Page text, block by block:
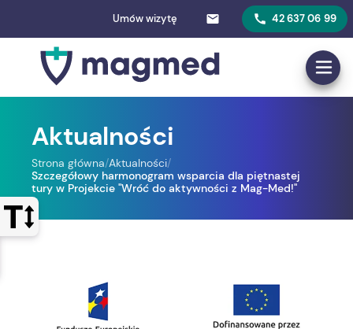
Umów wizytę 42 637 06 99
Aktualności
Strona główna/Aktualności/
Szczegółowy harmonogram wsparcia dla piętnastej
tury w Projekcie "Wróć do aktywności z Mag-Med!"
Otwórz panel sterowania wyglądem strony